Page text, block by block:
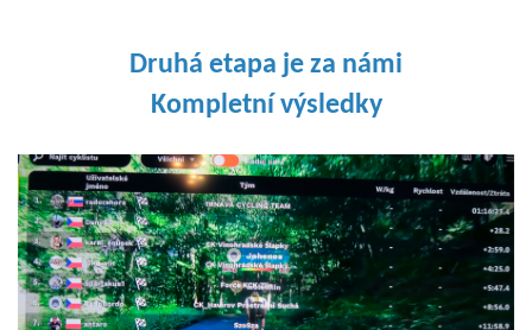
Druhá etapa je za námi
Kompletní výsledky